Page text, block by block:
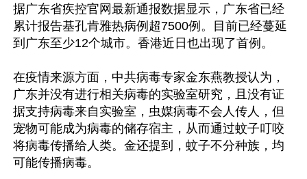
据广东省疾控官网最新通报数据显示，广东省已经
累计报告基孔肯雅热病例超7500例。目前已经蔓延
到广东至少12个城市。香港近日也出现了首例。
在疫情来源方面，中共病毒专家金东燕教授认为，
广东并没有进行相关病毒的实验室研究，且没有证
据支持病毒来自实验室，虫媒病毒不会人传人，但
宠物可能成为病毒的储存宿主，从而通过蚊子叮咬
将病毒传播给人类。金还提到，蚊子不分种族，均
可能传播病毒。